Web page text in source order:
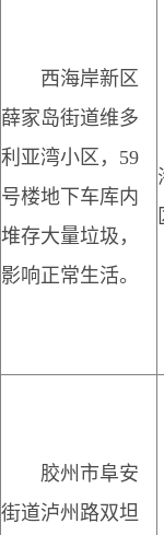
西海岸新区
薛家岛街道维多
利亚湾小区，59
号楼地下车库内
堆存大量垃圾，
影响正常生活。
胶州市阜安
街道泸州路双坦